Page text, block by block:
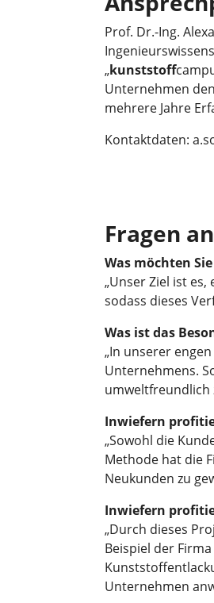
Prof. Dr.-Ing.
„kunststoff
Unternehmen
mehrere Jahre
Kontaktdaten:
Fragen
Was möchten
„Unser Ziel ist
sodass dieses
Was ist das
„In unserer
Unternehmens.
umweltfreundlich
Inwiefern
„Sowohl die
Methode hat die
Neukunden zu
Inwiefern
„Durch dieses
Beispiel der
Unternehmen